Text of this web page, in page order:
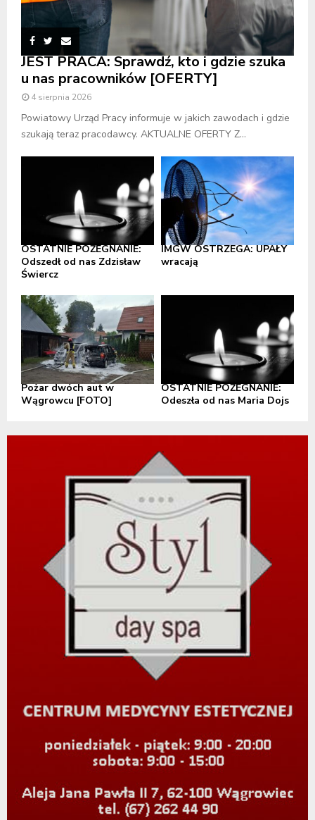
JEST PRACA: Sprawdź, kto i gdzie szuka
u nas pracowników [OFERTY]
4 sierpnia 2026
Powiatowy Urząd Pracy informuje w jakich zawodach i gdzie
szukają teraz pracodawcy. AKTUALNE OFERTY Z...
OSTATNIE POŻEGNANIE:
Odszedł od nas Zdzisław
Świercz
IMGW OSTRZEGA: UPAŁY
wracają
Pożar dwóch aut w
Wągrowcu [FOTO]
OSTATNIE POŻEGNANIE:
Odeszła od nas Maria Dojs